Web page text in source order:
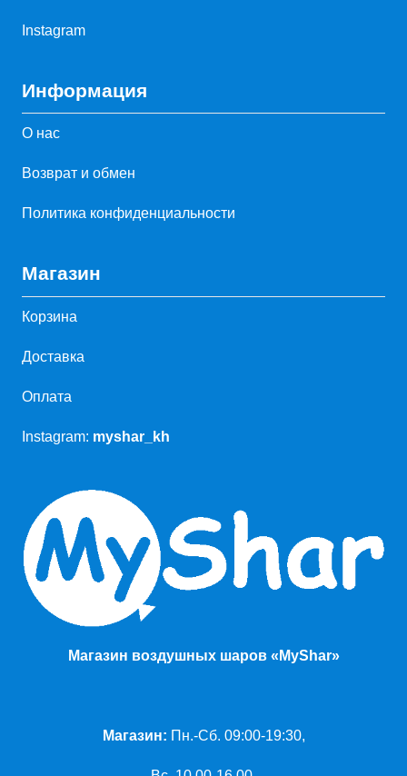
Instagram
Информация
О нас
Возврат и обмен
Политика конфиденциальности
Магазин
Корзина
Доставка
Оплата
Instagram: myshar_kh
Магазин воздушных шаров «MyShar»
Магазин: Пн.-Сб. 09:00-19:30,